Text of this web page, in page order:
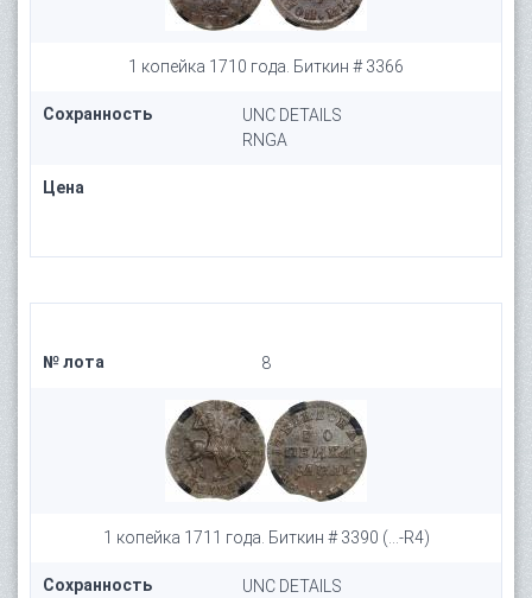
1 копейка 1710 года. Биткин # 3366
Сохранность
UNC DETAILS
RNGA
Цена
№ лота 8
1 копейка 1711 года. Биткин # 3390 (...-R4)
Сохранность UNC DETAILS